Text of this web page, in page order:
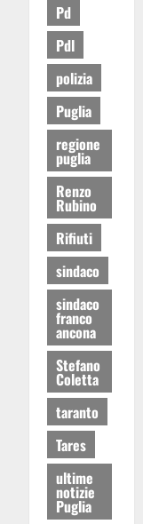
Pd
Pdl
polizia
Puglia
regione
puglia
Renzo
Rubino
Rifiuti
sindaco
sindaco
franco
ancona
Stefano
Coletta
taranto
Tares
ultime
notizie
Puglia